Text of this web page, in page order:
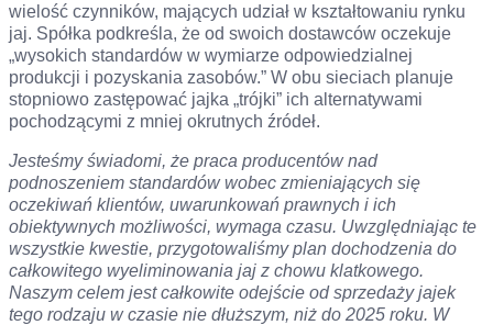
wielość czynników, mających udział w kształtowaniu rynku
jaj. Spółka podkreśla, że od swoich dostawców oczekuje
„wysokich standardów w wymiarze odpowiedzialnej
produkcji i pozyskania zasobów.” W obu sieciach planuje
stopniowo zastępować jajka „trójki” ich alternatywami
pochodzącymi z mniej okrutnych źródeł.
Jesteśmy świadomi, że praca producentów nad
podnoszeniem standardów wobec zmieniających się
oczekiwań klientów, uwarunkowań prawnych i ich
obiektywnych możliwości, wymaga czasu. Uwzględniając te
wszystkie kwestie, przygotowaliśmy plan dochodzenia do
całkowitego wyeliminowania jaj z chowu klatkowego.
Naszym celem jest całkowite odejście od sprzedaży jajek
tego rodzaju w czasie nie dłuższym, niż do 2025 roku. W